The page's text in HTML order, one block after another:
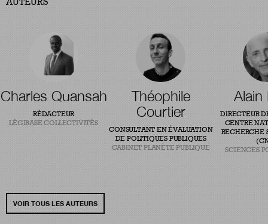
VOIR TOUS LES AUTEURS
Charles Quansah
RÉDACTEUR
LÉGIBASE COLLECTIVITÉS
Théophile
Courtier
CONSULTANT EN ÉVALUATION
DE POLITIQUES PUBLIQUES
CABINET PLANÈTE PUBLIQUE
Alain
DIRECTEUR
CENTRE
RECHERCHE
SCIENCES